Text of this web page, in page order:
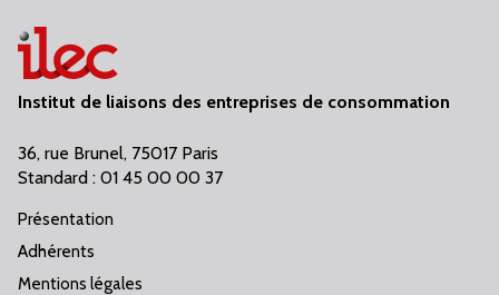
Institut de liaisons des entreprises de consommation
36, rue Brunel, 75017 Paris
Standard : 01 45 00 00 37
Présentation
Adhérents
Mentions légales